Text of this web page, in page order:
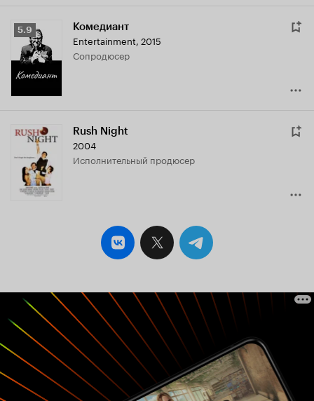
Рейтинг
Кинопоиска
5.9
5.9 Комедиант
Entertainment, 2015
сопродюсер
Rush Night
2004
исполнительный продюсер